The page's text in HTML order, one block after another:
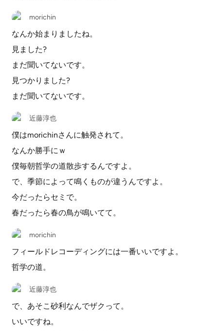
morichin
なんか始まりましたね。
見ました?
まだ聞いてないです。
見つかりました?
まだ聞いてないです。
近藤淳也
僕はmorichinさんに触発されて。
なんか勝手にｗ
僕毎朝哲学の道散歩するんですよ。
で、季節によって鳴くものが違うんですよ。
今だったらセミで。
春だったら春の鳥が鳴いてて。
morichin
フィールドレコーディングには一番いいですよ。
哲学の道。
近藤淳也
で、あそこ砂利なんでザクって。
いいですね。